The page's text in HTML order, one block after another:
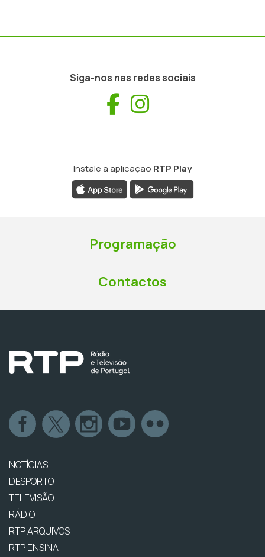
Siga-nos nas redes sociais
Facebook
Instale a aplicação RTP Play
Programação
Contactos
NOTÍCIAS
DESPORTO
TELEVISÃO
RÁDIO
RTP ARQUIVOS
RTP ENSINA